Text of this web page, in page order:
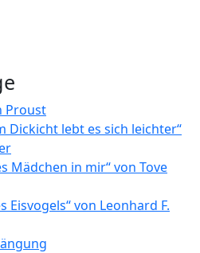
Proust
Dickicht lebt es sich leichter“
Mädchen in mir“ von Tove
Eisvogels“ von Leonhard F.